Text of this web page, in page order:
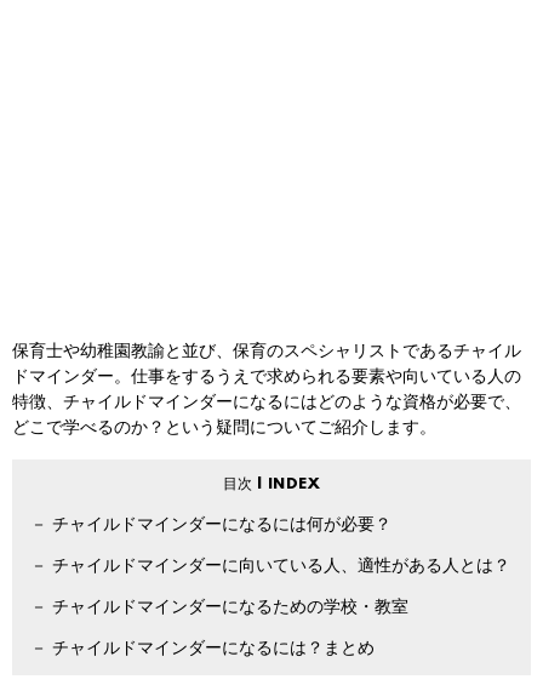
保育士や幼稚園教諭と並び、保育のスペシャリストであるチャイル
ドマインダー。仕事をするうえで求められる要素や向いている人の
特徴、チャイルドマインダーになるにはどのような資格が必要で、
どこで学べるのか？という疑問についてご紹介します。
チャイルドマインダーになるには何が必要？
チャイルドマインダーに向いている人、適性がある人とは？
チャイルドマインダーになるための学校・教室
チャイルドマインダーになるには？まとめ